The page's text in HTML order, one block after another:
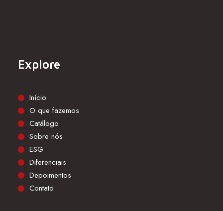
Explore
Início
O que fazemos
Catálogo
Sobre nós
ESG
Diferenciais
Depoimentos
Contato